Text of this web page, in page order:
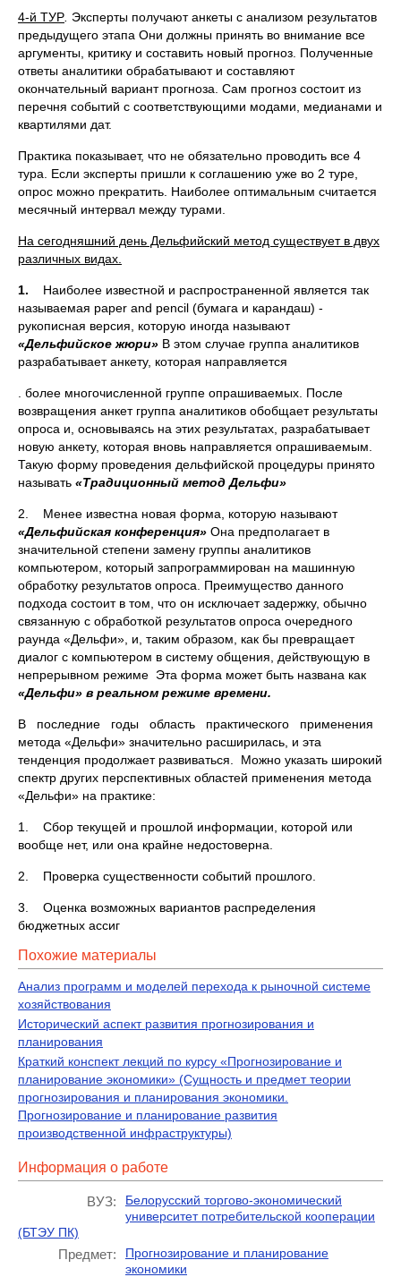
4-й ТУР Эксперты получают анкеты с анализом результатов
пре­дыдущего этапа Они должны принять во внимание все
аргументы, критику и составить новый прогноз. Полученные
ответы аналитики обрабатывают и составляют
окончательный вариант прогноза. Сам прогноз состоит из
перечня событий с соответствующими модами, медианами и
квартилями дат.
Практика показывает, что не обязательно проводить все 4
тура. Если эксперты пришли к соглашению уже во 2 туре,
опрос можно пре­кратить. Наиболее оптимальным считается
месячный интервал между турами.
На сегодняшний день Дельфийский метод существует в двух
раз­личных видах.
1. Наиболее известной и распространенной является так
называе­мая paper and pencil (бумага и карандаш) -
рукописная версия, которую иногда называют
«Дельфийское жюри» В этом случае группа аналитиков
разрабатывает анкету, которая направляется
. более многочисленной группе опрашиваемых. После
возвраще­ния анкет группа аналитиков обобщает результаты
опроса и, ос­новываясь на этих результатах, разрабатывает
новую анкету, ко­торая вновь направляется опрашиваемым.
Такую форму прове­дения дельфийской процедуры принято
называть «Традицион­ный метод Дельфи»
2. Менее известна новая форма, которую называют
«Дельфийская конференция» Она предполагает в
значительной степени заме­ну группы аналитиков
компьютером, который запрограммирован на машинную
обработку результатов опроса. Преимущество дан­ного
подхода состоит в том, что он исключает задержку, обычно
связанную с обработкой результатов опроса очередного
раунда «Дельфи», и, таким образом, как бы превращает
диалог с компьютером в систему общения, действующую в
непрерывном режи­ме Эта форма может быть названа как
«Дельфи» в реальном режиме времени.
В последние годы область практического применения
метода «Дельфи» значительно расширилась, и эта
тенденция продолжает развиваться. Можно указать широкий
спектр других перспективных областей применения метода
«Дельфи» на практике:
1. Сбор текущей и прошлой информации, которой или
вообще нет, или она крайне недостоверна.
2. Проверка существенности событий прошлого.
3. Оценка возможных вариантов распределения
бюджетных ассиг
Похожие материалы
Анализ программ и моделей перехода к рыночной системе
хозяйствования
Исторический аспект развития прогнозирования и
планирования
Краткий конспект лекций по курсу «Прогнозирование и
планирование экономики» (Сущность и предмет теории
прогнозирования и планирования экономики.
Прогнозирование и планирование развития
производственной инфраструктуры)
Информация о работе
ВУЗ:
Белорусский торгово-экономический
университет потребительской кооперации
(БТЭУ ПК)
Предмет:
Прогнозирование и планирование
экономики